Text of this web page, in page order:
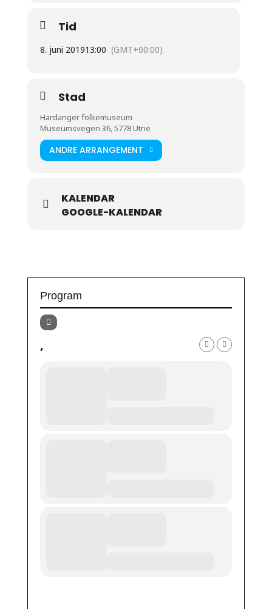
Tid
8. juni 201913:00 (GMT+00:00)
Stad
Hardanger folkemuseum
Museumsvegen 36, 5778 Utne
ANDRE ARRANGEMENT
KALENDAR
GOOGLE-KALENDAR
Program
,